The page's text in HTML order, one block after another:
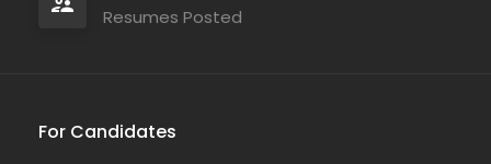
Resumes Posted
For Candidates